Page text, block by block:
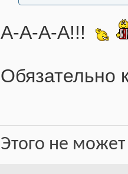
А-А-А-А!!!
Обязательно
Этого не